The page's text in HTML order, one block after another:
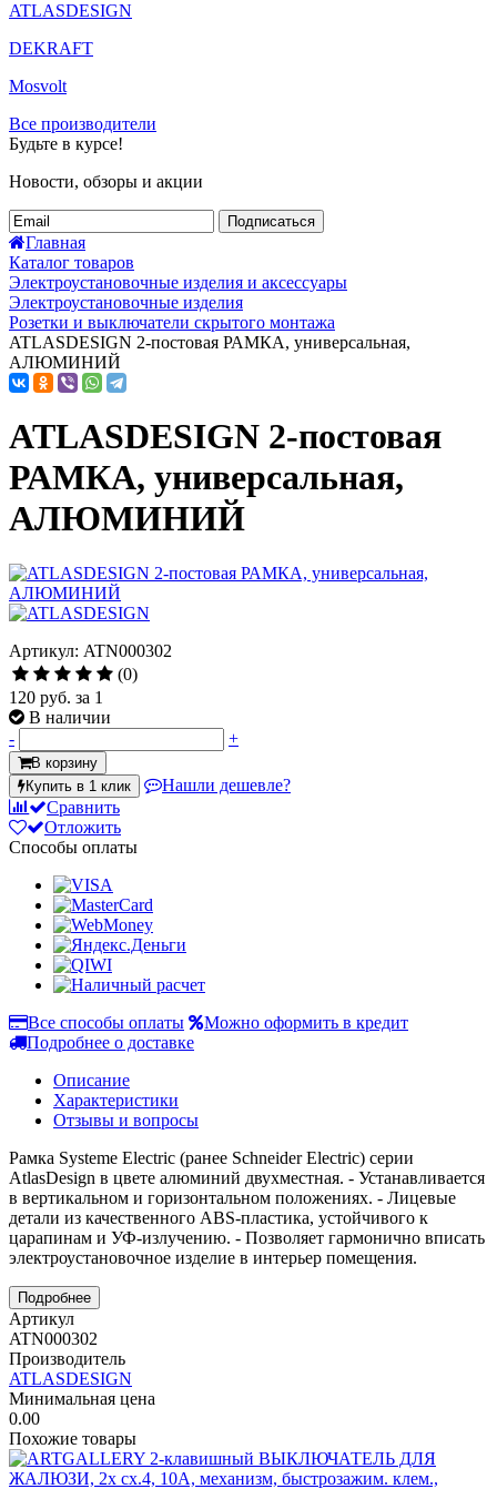
ATLASDESIGN
DEKRAFT
Mosvolt
Все производители
Будьте в курсе!
Новости, обзоры и акции
Подписаться
Главная
Каталог товаров
Электроустановочные изделия и аксессуары
Электроустановочные изделия
Розетки и выключатели скрытого монтажа
ATLASDESIGN 2-постовая РАМКА, универсальная,
АЛЮМИНИЙ
ATLASDESIGN 2-постовая
РАМКА, универсальная,
АЛЮМИНИЙ
Артикул: ATN000302
(0)
120 руб. за 1
В наличии
-
+
В корзину
Купить в 1 клик
Нашли дешевле?
Сравнить
Отложить
Способы оплаты
Все способы оплаты
Можно оформить в кредит
Подробнее о доставке
Описание
Характеристики
Отзывы и вопросы
Рамка Systeme Electric (ранее Schneider Electric) серии
AtlasDesign в цвете алюминий двухместная. - Устанавливается
в вертикальном и горизонтальном положениях. - Лицевые
детали из качественного ABS-пластика, устойчивого к
царапинам и УФ-излучению. - Позволяет гармонично вписать
электроустановочное изделие в интерьер помещения.
Подробнее
Артикул
ATN000302
Производитель
ATLASDESIGN
Минимальная цена
0.00
Похожие товары